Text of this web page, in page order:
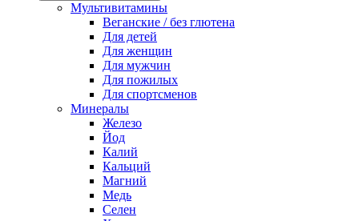
Мультивитамины
Веганские / без глютена
Для детей
Для женщин
Для мужчин
Для пожилых
Для спортсменов
Минералы
Железо
Йод
Калий
Кальций
Магний
Медь
Селен